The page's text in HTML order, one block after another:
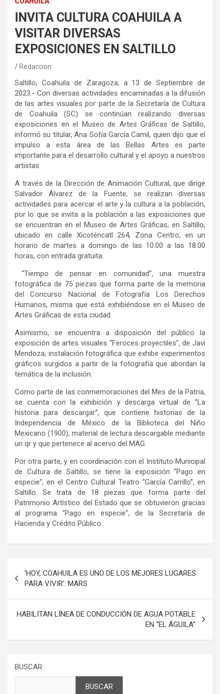
INVITA CULTURA COAHUILA A
VISITAR DIVERSAS
EXPOSICIONES EN SALTILLO
Redaccion
Saltillo, Coahuila de Zaragoza; a 13 de Septiembre de
2023.- Con diversas actividades encaminadas a la difusión
de las artes visuales por parte de la Secretaría de Cultura
de Coahuila (SC) se continúan realizando diversas
exposiciones en el Museo de Artes Gráficas de Saltillo,
informó su titular, Ana Sofía García Camil, quien dijo que el
impulso a esta área de las Bellas Artes es parte
importante para el desarrollo cultural y el apoyo a nuestros
artistas.
A través de la Dirección de Animación Cultural, que dirige
Salvador Álvarez de la Fuente, se realizan diversas
actividades para acercar el arte y la cultura a la población,
por lo que se invita a la población a las exposiciones que
se encuentran en el Museo de Artes Gráficas, en Saltillo,
ubicado en calle Xicoténcatl 264, Zona Centro, en un
horario de martes a domingo de las 10:00 a las 18:00
horas, con entrada gratuita.
“Tiempo de pensar en comunidad”, una muestra
fotográfica de 75 piezas que forma parte de la memoria
del Concurso Nacional de Fotografía Los Derechos
Humanos, misma que está exhibiéndose en el Museo de
Artes Gráficas de esta ciudad.
Asimismo, se encuentra a disposición del público la
exposición de artes visuales “Feroces proyectiles”, de Javi
Mendoza, instalación fotográfica que exhibe experimentos
gráficos surgidos a partir de la fotografía que abordan la
temática de la inclusión.
Como parte de las conmemoraciones del Mes de la Patria,
se cuenta con la exhibición y descarga virtual de “La
historia para descargar”, que contiene historias de la
Independencia de México de la Biblioteca del Niño
Mexicano (1900), material de lectura descargable mediante
un qr y que pertenece al acervo del MAG.
Por otra parte, y en coordinación con el Instituto Municipal
de Cultura de Saltillo, se tiene la exposición “Pago en
especie”, en el Centro Cultural Teatro “García Carrillo”, en
Saltillo. Se trata de 18 piezas que forma parte del
Patrimonio Artístico del Estado que se obtuvieron gracias
al programa “Pago en especie”, de la Secretaría de
Hacienda y Crédito Público.
de
entradas
‘HOY, COAHUILA ES UNO DE LOS MEJORES LUGARES
PARA VIVIR’: MARS
HABILITAN LÍNEA DE CONDUCCIÓN DE AGUA POTABLE
EN “EL ÁGUILA”
BUSCAR
BUSCAR